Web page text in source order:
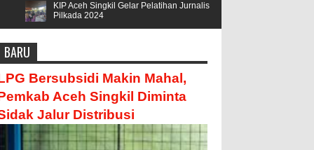
Aceh Singkil Gelar Pelatihan Jurnalis
Pilkada 2024
BARU
Bersubsidi Makin Mahal,
Aceh Singkil Diminta
Jalur Distribusi